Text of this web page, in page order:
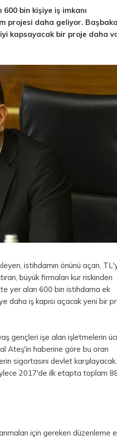
600 bin kişiye iş imkanı
projesi daha geliyor.
kapsayacak bir proje daha
istihdamın önünü açan,
büyük firmaları kur riskinden
yer alan 600 bin istihdama ek
daha iş kapısı açacak yeni bir
gençleri işe alan işletmelerin
Ateş'in haberine göre bu oran
sigortasını devlet karşılayacak.
2017'de ilk etapta toplam
için gereken düzenleme